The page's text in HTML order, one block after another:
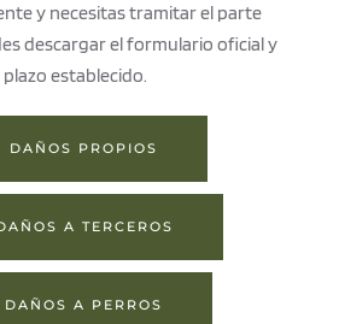
y necesitas tramitar el parte
descargar el formulario oficial y
establecido.
DAÑOS PROPIOS
A TERCEROS
DAÑOS A PERROS